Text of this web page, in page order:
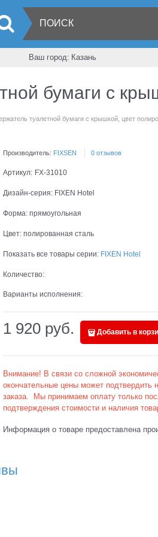
Ваш город: Казань
бумаги с
туалетной бумаги с крышкой, цвет
Производитель: FIXSEN 0 отзывов
Артикул: FX-31010
Дизайн-серия: FIXEN Hotel
Форма: прямоугольная
Цвет: полированная сталь
Показать все товары серии: FIXEN Hotel
Количество:
Варианты исполнения:
1 920 руб. Добавить в
Внимание! В связи со сложной
окончательные цены может подтвердить
заказа. Мы принимаем оплату только
подтверждения стоимости и наличия
Информация о товаре предоставлена